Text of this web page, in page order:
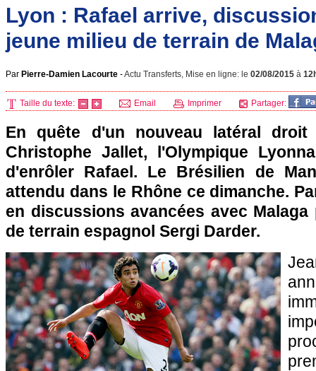
Lyon : Rafael arrive,
jeune milieu de terrain de
Par Pierre-Damien Lacourte -Actu Transferts, Mise en ligne: le 02/08/2015 à
Taille du texte: Email Imprimer Partager:
En quête d'un nouveau latéral droit
Christophe Jallet, l'Olympique
d'enrôler Rafael. Le Brésilien de
attendu dans le Rhône ce dimanche.
en discussions avancées avec
de terrain espagnol Sergi Darder.